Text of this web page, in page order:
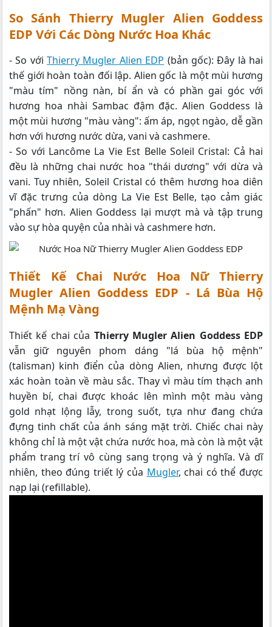
So Sánh Thierry Mugler Alien Goddess
EDP Với Các Dòng Nước Hoa Khác
- So vớiThierry Mugler Alien EDP (bản gốc): Đây là hai
thế giới hoàn toàn đối lập. Alien gốc là một mùi hương
"màu tím" nồng nàn, bí ẩn và có phần gai góc với
hương hoa nhài Sambac đậm đặc. Alien Goddess là
một mùi hương "màu vàng": ấm áp, ngọt ngào, dễ gần
hơn với hương nước dừa, vani và cashmere.
- So với Lancôme La Vie Est Belle Soleil Cristal: Cả hai
đều là những chai nước hoa "thái dương" với dừa và
vani. Tuy nhiên, Soleil Cristal có thêm hương hoa diên
vĩ đặc trưng của dòng La Vie Est Belle, tạo cảm giác
"phấn" hơn. Alien Goddess lại mượt mà và tập trung
vào sự hòa quyện của nhài và cashmere hơn.
Thiết Kế Chai Nước Hoa Nữ Thierry
Mugler Alien Goddess EDP - Lá Bùa Hộ
Mệnh Mạ Vàng
Thiết kế chai của Thierry Mugler Alien Goddess EDP
vẫn giữ nguyên phom dáng "lá bùa hộ mệnh"
(talisman) kinh điển của dòng Alien, nhưng được lột
xác hoàn toàn về màu sắc. Thay vì màu tím thạch anh
huyền bí, chai được khoác lên mình một màu vàng
gold nhạt lộng lẫy, trong suốt, tựa như đang chứa
đựng tinh chất của ánh sáng mặt trời. Chiếc chai này
không chỉ là một vật chứa nước hoa, mà còn là một vật
phẩm trang trí vô cùng sang trọng và ý nghĩa. Và dĩ
nhiên, theo đúng triết lý của Mugler, chai có thể được
nạp lại (refillable).